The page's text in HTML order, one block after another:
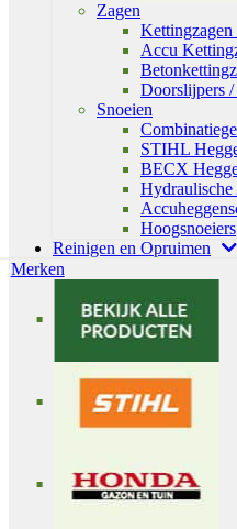
Zagen
Kettingzagen
Accu
Doorslijpers /
Snoeien
STIHL
BECX
Hydraulische
Hoogsnoeiers
Reinigen en Opruimen
Merken